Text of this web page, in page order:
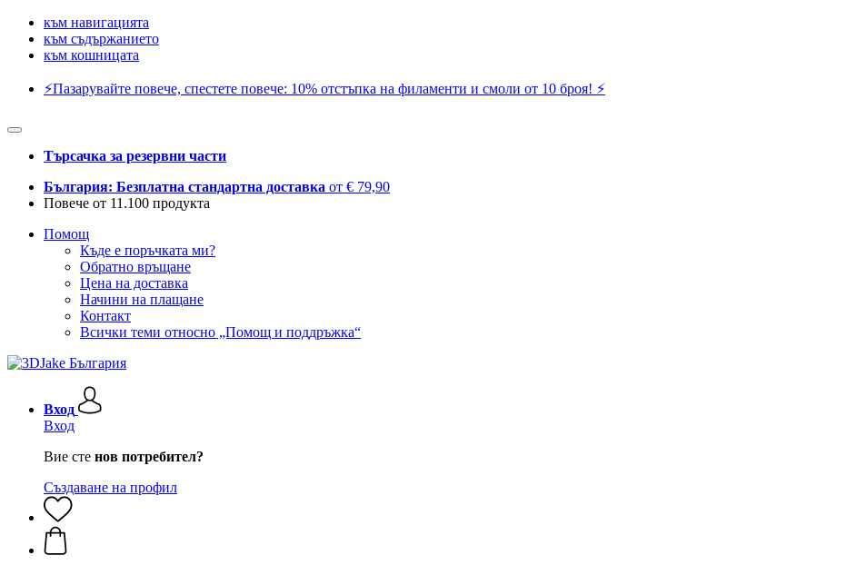
към навигацията
към съдържанието
към кошницата
⚡️Пазарувайте повече, спестете повече: 10% отстъпка на филаменти и смоли от 10 броя! ⚡️
Търсачка за резервни части
България: Безплатна стандартна доставка от € 79,90
Повече от 11.100 продукта
Помощ
Къде е поръчката ми?
Обратно връщане
Цена на доставка
Начини на плащане
Контакт
Всички теми относно „Помощ и поддръжка“
Вход
Вход
Вие сте нов потребител?
Създаване на профил